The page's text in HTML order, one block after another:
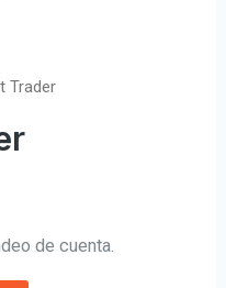
Trader
de cuenta.